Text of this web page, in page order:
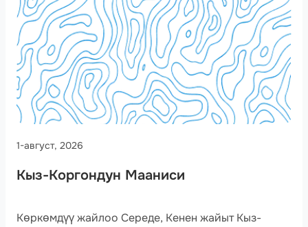
1-август, 2026
Кыз-Коргондун Мааниси
Көркөмдүү жайлоо Середе, Кенен жайыт Кыз-